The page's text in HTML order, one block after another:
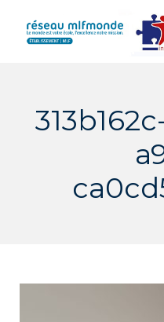
content